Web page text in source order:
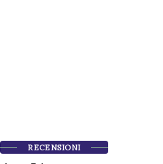
RECENSIONI